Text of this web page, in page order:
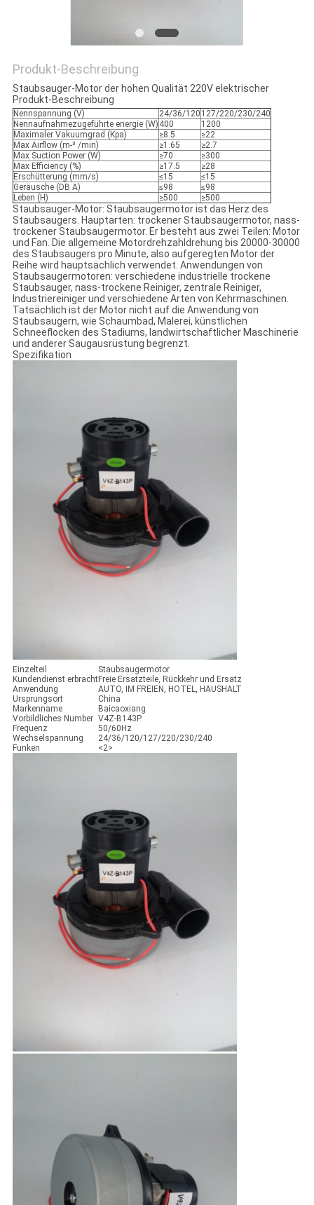
Produkt-Beschreibung
Staubsauger-Motor der hohen Qualität 220V elektrischer
Produkt-Beschreibung
Nennspannung (V) 24/36/120 127/220/230/240
Nennaufnahmezugeführte energie (W) 400
1200
Maximaler Vakuumgrad (Kpa)
≥8.5
≥22
Max Airflow (m-³ /min)
≥1.65
≥2.7
Max Suction Power (W)
≥70
≥300
Max Efficiency (%)
≥17.5
≥28
Erschütterung (mm/s)
≤15
≤15
Geräusche (DB A)
≤98
≤98
Leben (H)
≥500 ≥500
Staubsauger-Motor: Staubsaugermotor ist das Herz des
Staubsaugers. Hauptarten: trockener Staubsaugermotor, nass-
trockener Staubsaugermotor. Er besteht aus zwei Teilen: Motor
und Fan. Die allgemeine Motordrehzahldrehung bis 20000-30000
des Staubsaugers pro Minute, also aufgeregten Motor der
Reihe wird hauptsächlich verwendet. Anwendungen von
Staubsaugermotoren: verschiedene industrielle trockene
Staubsauger, nass-trockene Reiniger, zentrale Reiniger,
Industriereiniger und verschiedene Arten von Kehrmaschinen.
Tatsächlich ist der Motor nicht auf die Anwendung von
Staubsaugern, wie Schaumbad, Malerei, künstlichen
Schneeflocken des Stadiums, landwirtschaftlicher Maschinerie
und anderer Saugausrüstung begrenzt.
Spezifikation
Einzelteil
Staubsaugermotor
Kundendienst erbrachtFreie Ersatzteile, Rückkehr und Ersatz
Anwendung
AUTO, IM FREIEN, HOTEL, HAUSHALT
Ursprungsort
China
Markenname
Baicaoxiang
Vorbildliches Number V4Z-B143P
Frequenz
50/60Hz
Wechselspannung
24/36/120/127/220/230/240
Funken
<2>